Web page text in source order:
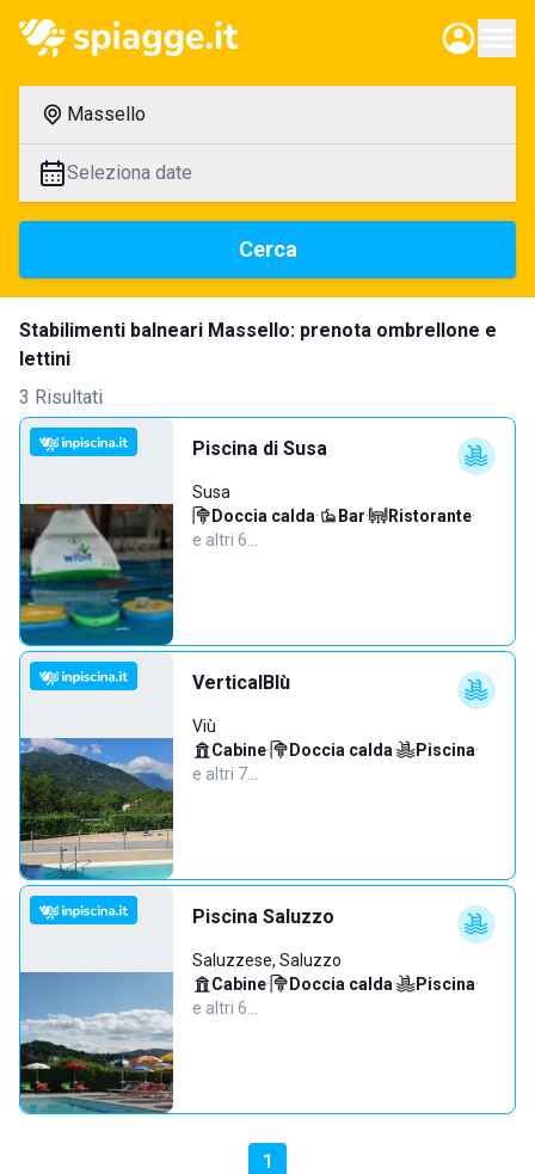
Massello
Seleziona date
Cerca
Stabilimenti balneari Massello: prenota ombrellone e
lettini
3 Risultati
Piscina di Susa
Susa
Doccia calda· Bar· Ristorante·
e altri 6…
VerticalBlù
Viù
Cabine· Doccia calda· Piscina·
e altri 7…
Piscina Saluzzo
Saluzzese, Saluzzo
Cabine· Doccia calda· Piscina·
e altri 6…
1